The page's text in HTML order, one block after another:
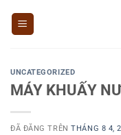
UNCATEGORIZED
MÁY KHUẤY
ĐÃ ĐĂNG TRÊNTHÁNG 8 4,